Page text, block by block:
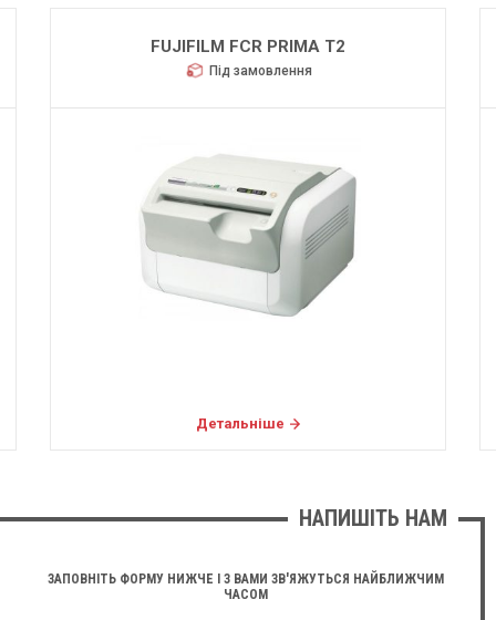
FUJIFILM FCR PRIMA T2
Під замовлення
Детальніше
НАПИШІТЬ НАМ
ЗАПОВНІТЬ ФОРМУ НИЖЧЕ І З ВАМИ ЗВ'ЯЖУТЬСЯ НАЙБЛИЖЧИМ
ЧАСОМ